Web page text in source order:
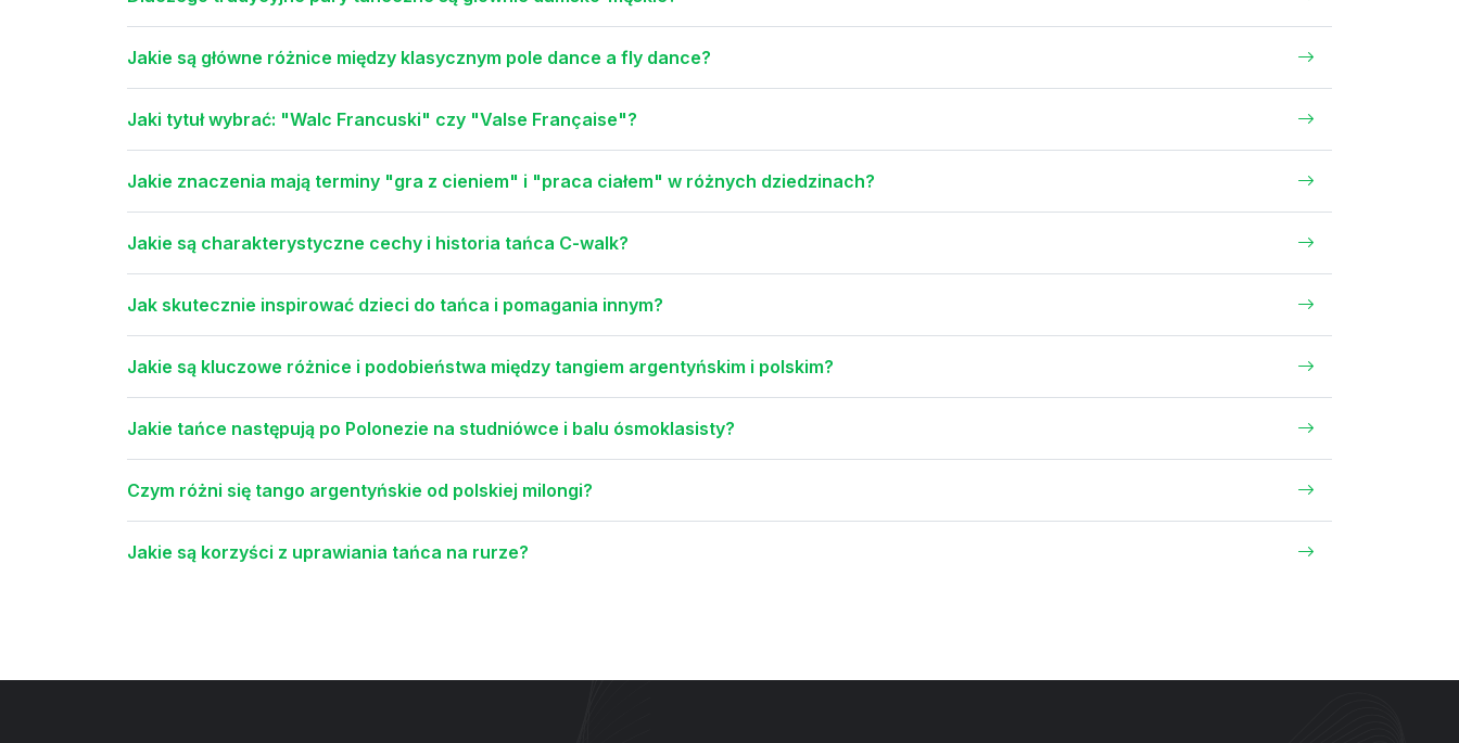
Jakie są główne różnice między klasycznym pole dance a fly dance?
Jaki tytuł wybrać: "Walc Francuski" czy "Valse Française"?
Jakie znaczenia mają terminy "gra z cieniem" i "praca ciałem" w różnych dziedzinach?
Jakie są charakterystyczne cechy i historia tańca C-walk?
Jak skutecznie inspirować dzieci do tańca i pomagania innym?
Jakie są kluczowe różnice i podobieństwa między tangiem argentyńskim i polskim?
Jakie tańce następują po Polonezie na studniówce i balu ósmoklasisty?
Czym różni się tango argentyńskie od polskiej milongi?
Jakie są korzyści z uprawiania tańca na rurze?